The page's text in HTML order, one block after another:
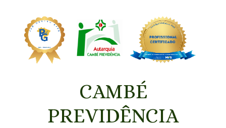
CAMBÉ
PREVIDÊNCIA